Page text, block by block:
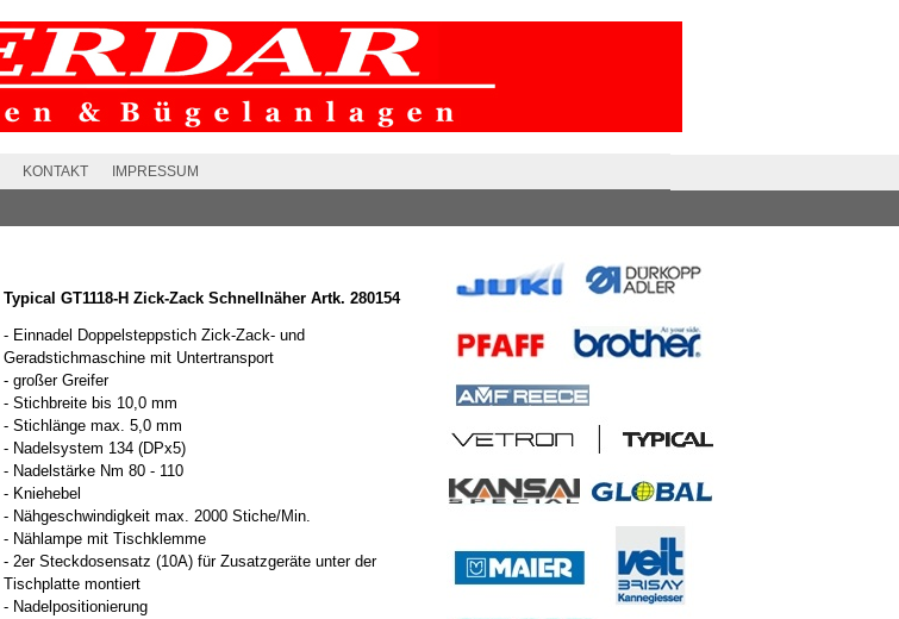
KONTAKT IMPRESSUM
Typical GT1118-H Zick-Zack Schnellnäher Artk. 280154
- Einnadel Doppelsteppstich Zick-Zack- und
Geradstichmaschine mit Untertransport
- großer Greifer
- Stichbreite bis 10,0 mm
- Stichlänge max. 5,0 mm
- Nadelsystem 134 (DPx5)
- Nadelstärke Nm 80 - 110
- Kniehebel
- Nähgeschwindigkeit max. 2000 Stiche/Min.
- Nählampe mit Tischklemme
- 2er Steckdosensatz (10A) für Zusatzgeräte unter der
Tischplatte montiert
- Nadelpositionierung